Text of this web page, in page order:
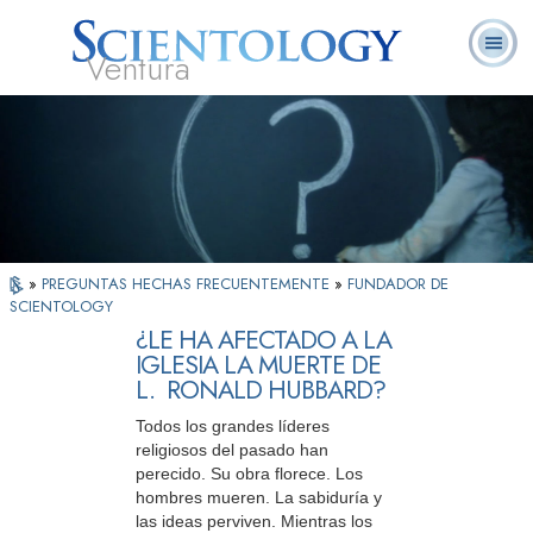
Ventura
¿Qué es
Scientology?
Ministros
Voluntarios
Preguntas
Frecuentes
» PREGUNTAS HECHAS FRECUENTEMENTE » FUNDADOR DE
SCIENTOLOGY
¿LE HA AFECTADO A LA
IGLESIA LA MUERTE DE
L. RONALD HUBBARD?
Todos los grandes líderes
religiosos del pasado han
perecido. Su obra florece. Los
hombres mueren. La sabiduría y
las ideas perviven. Mientras los